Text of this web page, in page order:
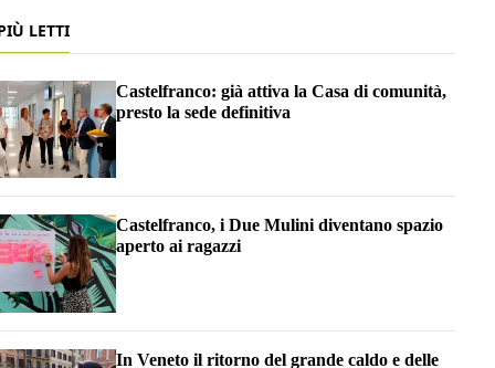
LETTI
Castelfranco: già attiva la Casa di comunità,
presto la sede definitiva
Castelfranco, i Due Mulini diventano spazio
aperto ai ragazzi
In Veneto il ritorno del grande caldo e delle